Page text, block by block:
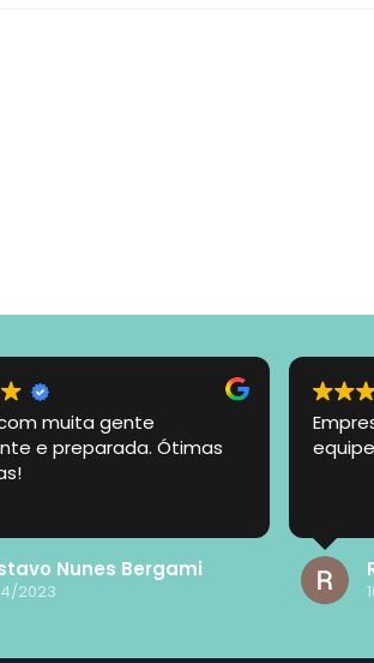
muita gente
e preparada. Ótimas
Nunes Bergami
2023